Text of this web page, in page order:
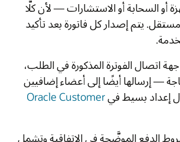
أو السحابة أو الاستشارات — لأن كلًّا
يتم إصدار كل فاتورة بعد تأكيد
جهة اتصال الفوترة المذكورة في الطلب،
— إرسالها أيضًا إلى أعضاء إضافيين
إعداد بسيط فيOracle Customer
الدفع الموضَّحة في الاتفاقية وتشمل